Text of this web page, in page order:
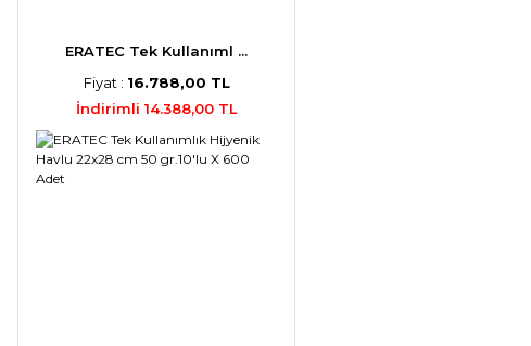
ERATEC Tek Kullanıml ...
Fiyat : 16.788,00 TL
İndirimli 14.388,00 TL